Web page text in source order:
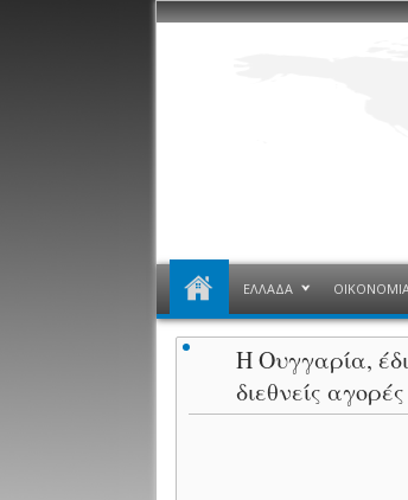
ΕΛΛΑΔΑ
Η Ουγγαρία,
διεθνείς αγορές